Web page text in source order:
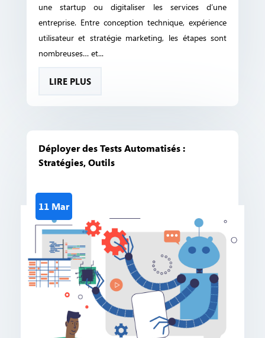
une startup ou digitaliser les services d’une
entreprise. Entre conception technique, expérience
utilisateur et stratégie marketing, les étapes sont
nombreuses… et...
LIRE PLUS
Déployer des Tests Automatisés :
Stratégies, Outils
11 Mar